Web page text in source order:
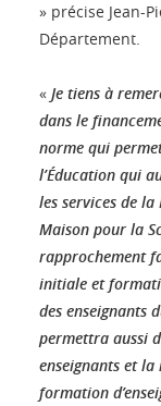
» précise Jean-
Département.
« Je tiens à
dans le
norme qui
l’Éducation qui
les services de
Maison pour la
rapprochement
initiale et
des enseignants
permettra aussi
enseignants et
formation